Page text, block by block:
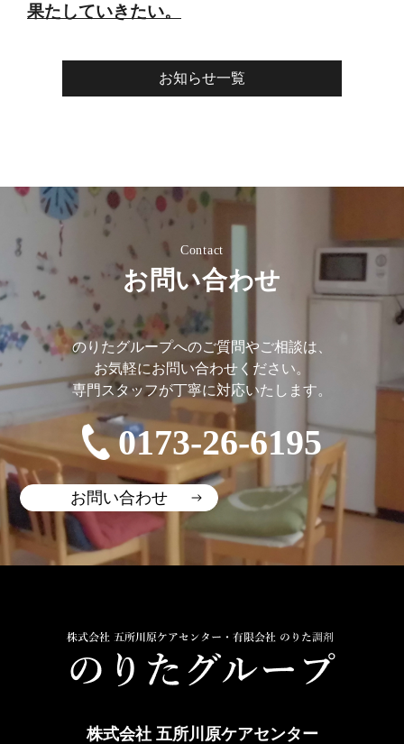
果たしていきたい。
お知らせ一覧
Contact
お問い合わせ
のりたグループへのご質問やご相談は、
お気軽にお問い合わせください。
専門スタッフが丁寧に対応いたします。
0173-26-6195
お問い合わせ
株式会社 五所川原ケアセンター